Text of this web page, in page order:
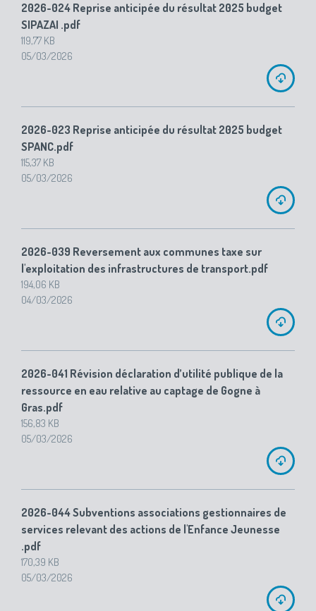
2026-024 Reprise anticipée du résultat 2025 budget
SIPAZAI .pdf
119,77 KB
05/03/2026
2026-023 Reprise anticipée du résultat 2025 budget
SPANC.pdf
115,37 KB
05/03/2026
2026-039 Reversement aux communes taxe sur
l'exploitation des infrastructures de transport.pdf
194,06 KB
04/03/2026
2026-041 Révision déclaration d’utilité publique de la
ressource en eau relative au captage de Gogne à
Gras.pdf
156,83 KB
05/03/2026
2026-044 Subventions associations gestionnaires de
services relevant des actions de l'Enfance Jeunesse
.pdf
170,39 KB
05/03/2026